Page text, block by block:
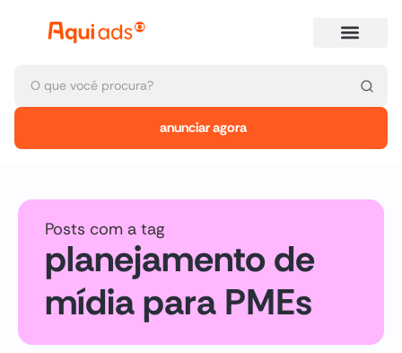
anunciar agora
Posts com a tag
planejamento de
mídia para PMEs